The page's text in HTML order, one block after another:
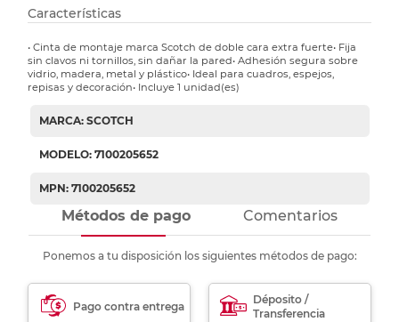
Características
• Cinta de montaje marca Scotch de doble cara extra fuerte• Fija
sin clavos ni tornillos, sin dañar la pared• Adhesión segura sobre
vidrio, madera, metal y plástico• Ideal para cuadros, espejos,
repisas y decoración• Incluye 1 unidad(es)
MARCA: SCOTCH
MODELO: 7100205652
MPN: 7100205652
Métodos de pago Comentarios
Ponemos a tu disposición los siguientes métodos de pago:
Pago contra entrega
Déposito /
Transferencia